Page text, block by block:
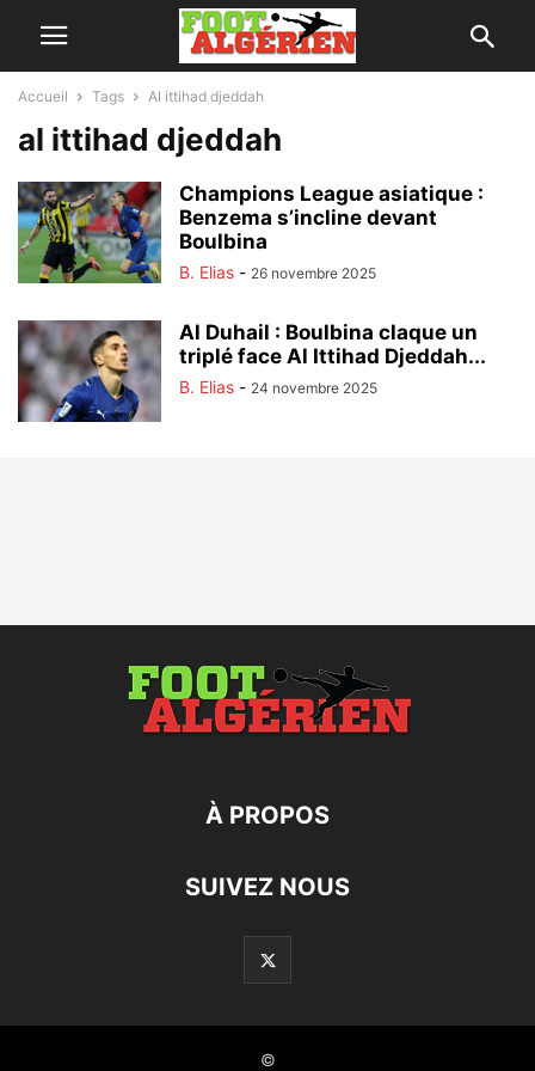
Accueil Tags Al ittihad djeddah
al ittihad djeddah
Champions League asiatique :
Benzema s’incline devant
Boulbina
B. Elias - 26 novembre 2025
Al Duhail : Boulbina claque un
triplé face Al Ittihad Djeddah...
B. Elias - 24 novembre 2025
À PROPOS
SUIVEZ NOUS
©